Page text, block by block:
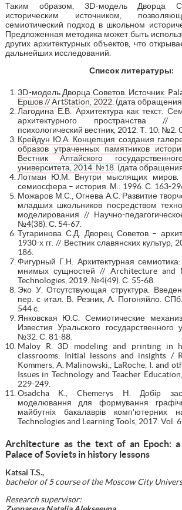
Таким образом, 3D-модель Дворца
историческим источником,
семиотический подход в школьном
Предложенная методика может быть
других архитектурных объектов, что
дальнейших исследований.
Список литературы:
3D-модель Дворца Советов. Источник:
Ершов // ArtStation, 2022. (дата
Лагодина Е.В. Архитектура как текст.
архитектурного пространства //
психологический вестник, 2012. Т. 10. №2.
Крейдун Ю.А. Концепция создания
образов утраченных памятников
Вестник Алтайского
университета, 2014. №18. (дата
Лотман Ю.М. Внутри мыслящих миров.
семиосфера – история. М.: 1996. С. 163-
Можаров М.С., Огнева А.С. Развитие
младших школьников посредством
моделирования // Научно-
№4(38). С. 54-67.
Тугаринова С.Д. Дворец Советов –
1930-х гг. // Вестник славянских
186.
Фигурный Г.Н. Архитектурная
мнимых сущностей // Architecture and
Technologies, 2019. №4(49). С. 55-68.
Эко У. Отсутствующая структура.
пер. с итал. В. Резник, А. Погоняйло.
544 с.
Янковская Ю.С. Семиотические
Известия Уральского государственного
№32. С. 81-88.
Maloy R. 3D modeling and printing in
classrooms: Initial lessons and insights /
Kommers, A. Malinowski,, LaRoche, I. and
Issues in Technology and Teacher
229-249.
Osadcha K., Chemerys H. Добір
моделювання для формування
майбутніх бакалаврів комп'ютерних
Technologies and Learning Tools, 2017. Vol.
Architecture as the text of an Epoch:
Palace of Soviets in history lessons
Katsai T.S.,
bachelorof 5 course of the Moscow City
Research supervisor: